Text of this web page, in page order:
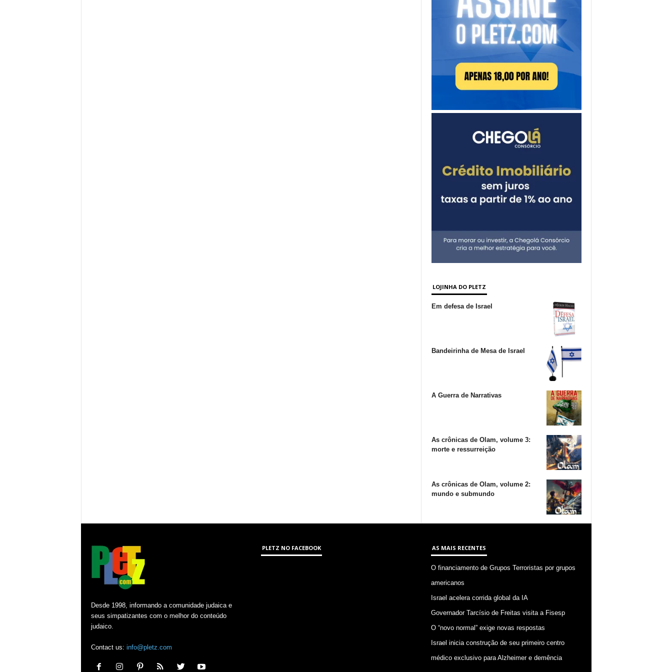
LOJINHA DO PLETZ
Em defesa de Israel
Bandeirinha de Mesa de Israel
A Guerra de Narrativas
As crônicas de Olam, volume 3:
morte e ressurreição
As crônicas de Olam, volume 2:
mundo e submundo
Desde 1998, informando a comunidade judaica e
seus simpatizantes com o melhor do conteúdo
judaico.
Contact us: info@pletz.com
PLETZ NO FACEBOOK AS MAIS RECENTES
O financiamento de Grupos Terroristas por grupos
americanos
Israel acelera corrida global da IA
Governador Tarcísio de Freitas visita a Fisesp
O “novo normal” exige novas respostas
Israel inicia construção de seu primeiro centro
médico exclusivo para Alzheimer e demência